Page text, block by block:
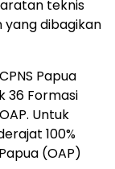
teknis
yang dibagikan
Papua
36 Formasi
Untuk
100%
(OAP)